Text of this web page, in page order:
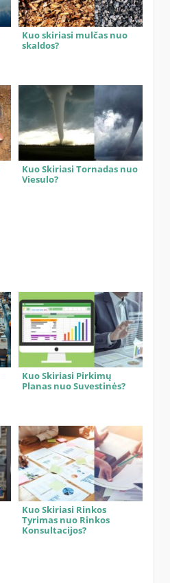
Kuo skiriasi mulčas nuo
skaldos?
Kuo Skiriasi Tornadas nuo
Viesulo?
Kuo Skiriasi Pirkimų
Planas nuo Suvestinės?
Kuo Skiriasi Rinkos
Tyrimas nuo Rinkos
Konsultacijos?